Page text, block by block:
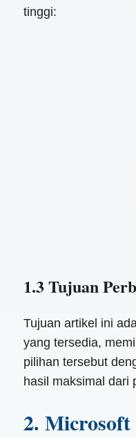
tinggi:
1.3 Tujuan
Tujuan artikel ini
yang tersedia,
pilihan tersebut
hasil maksimal dari
2. Microsoft